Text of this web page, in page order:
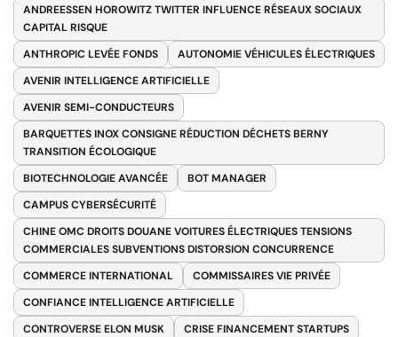
ANDREESSEN HOROWITZ TWITTER INFLUENCE RÉSEAUX SOCIAUX
CAPITAL RISQUE
ANTHROPIC LEVÉE FONDS
AUTONOMIE VÉHICULES ÉLECTRIQUES
AVENIR INTELLIGENCE ARTIFICIELLE
AVENIR SEMI-CONDUCTEURS
BARQUETTES INOX CONSIGNE RÉDUCTION DÉCHETS BERNY
TRANSITION ÉCOLOGIQUE
BIOTECHNOLOGIE AVANCÉE
BOT MANAGER
CAMPUS CYBERSÉCURITÉ
CHINE OMC DROITS DOUANE VOITURES ÉLECTRIQUES TENSIONS
COMMERCIALES SUBVENTIONS DISTORSION CONCURRENCE
COMMERCE INTERNATIONAL
COMMISSAIRES VIE PRIVÉE
CONFIANCE INTELLIGENCE ARTIFICIELLE
CONTROVERSE ELON MUSK
CRISE FINANCEMENT STARTUPS